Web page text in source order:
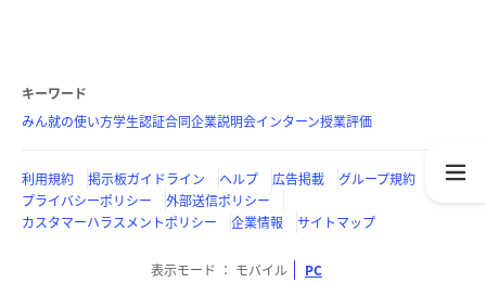
キーワード
みん就の使い方学生認証合同企業説明会インターン授業評価
利用規約 掲示板ガイドライン ヘルプ 広告掲載
グループ規約
プライバシーポリシー
外部送信ポリシー
カスタマーハラスメントポリシー
企業情報 サイトマップ
表示モード モバイル PC